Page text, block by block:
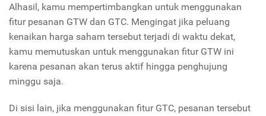
Alhasil, kamu mempertimbangkan untuk menggunakan
fitur pesanan GTW dan GTC. Mengingat jika peluang
kenaikan harga saham tersebut terjadi di waktu dekat,
kamu memutuskan untuk menggunakan fitur GTW ini
karena pesanan akan terus aktif hingga penghujung
minggu saja.
Di sisi lain, jika menggunakan fitur GTC, pesanan tersebut